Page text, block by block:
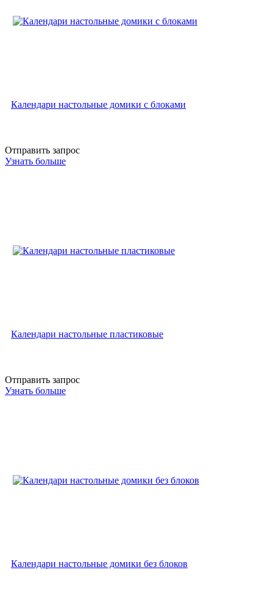
Календари настольные домики с блоками
Отправить запрос
Узнать больше
Календари настольные пластиковые
Отправить запрос
Узнать больше
Календари настольные домики без блоков